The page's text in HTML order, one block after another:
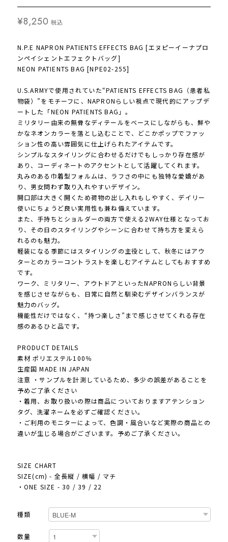
¥8,250 税込
N.P.E NAPRON PATIENTS EFFECTS BAG [エヌピーイーナプロ
ンペイシェントエフェクトバッグ]
NEON PATIENTS BAG [NPE02-255]
U.S.ARMYで使用されていた“PATIENTS EFFECTS BAG（患者私
物袋）”をモチーフに、NAPRONらしい視点で現代的にアップデ
ートした「NEON PATIENTS BAG」。
ミリタリー由来の無骨なディテールをベースにしながらも、鮮や
かなネオンカラーを落とし込むことで、どこかポップでファッ
ション性の高い雰囲気に仕上げられたアイテムです。
シンプルなスタイリングに合わせるだけでもしっかり存在感が
あり、コーディネートのアクセントとして活躍してくれます。
丸みのある巾着型フォルムは、ラフさの中にも独特な愛嬌があ
り、男女問わず取り入れやすいデザイン。
開口部は大きく開くため荷物の出し入れもしやすく、デイリー
使いにちょうど良い実用性も兼ね備えています。
また、手持ちとショルダーの両方で使える2WAY仕様となってお
り、その日のスタイリングやシーンに合わせて持ち方を変えら
れるのも魅力。
軽装になる季節にはスタイリングの主役として、秋冬にはアウ
ターとのカラーコントラストを楽しむアイテムとしてもおすすめ
です。
ワーク、ミリタリー、アウトドアといったNAPRONらしい背景
を感じさせながらも、日常に自然と馴染むデザインバランスが
魅力のバッグ。
機能性だけではなく、“持つ楽しさ”まで感じさせてくれる存在
感のあるひと品です。
PRODUCT DETAILS
素材 ポリエステル100％
生産国 MADE IN JAPAN
注意 ・サンプルを計測しているため、多少の誤差があることを
予めご了承ください
・着用、お取り扱いの際は商品についておりますアテンション
タグ、洗濯ネームを必ずご確認ください。
・ご利用のモニターによって、色調・風合いなど実際の商品との
違いが生じる場合がございます。予めご了承ください。
SIZE CHART
SIZE(cm) - 全長縦 / 横幅 / マチ
・ONE SIZE - 30 / 39 / 22
種類
数量